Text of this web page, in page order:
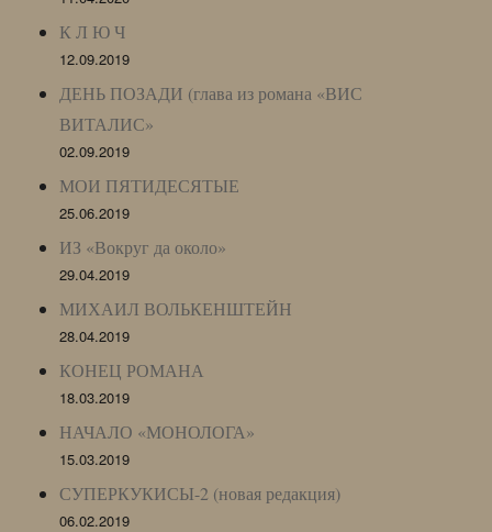
К Л Ю Ч
12.09.2019
ДЕНЬ ПОЗАДИ (глава из романа «ВИС
ВИТАЛИС»
02.09.2019
МОИ ПЯТИДЕСЯТЫЕ
25.06.2019
ИЗ «Вокруг да около»
29.04.2019
МИХАИЛ ВОЛЬКЕНШТЕЙН
28.04.2019
КОНЕЦ РОМАНА
18.03.2019
НАЧАЛО «МОНОЛОГА»
15.03.2019
СУПЕРКУКИСЫ-2 (новая редакция)
06.02.2019